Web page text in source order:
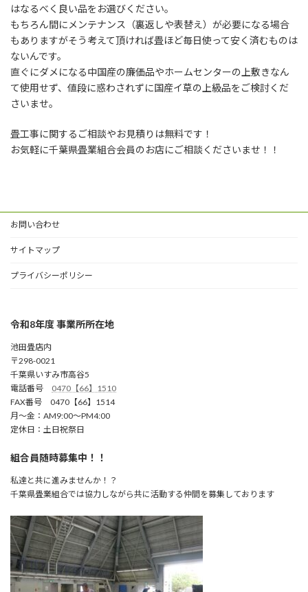
はなるべく良い品をお選びください。
もちろん間にメンテナンス（裏返しや表替え）が必要になる場合
もありますがそう考えて頂ければ畳ほど毎日使って安く済むものは
ないんです。
直ぐにダメになる中国産の廉価品やホームセンターの上敷きなん
て使用せず、値段に惑わされずに国産イ草の上級品をご検討くだ
さいませ。
畳工事に関するご相談やお見積りは無料です！
お気軽に千葉県畳業組合会員のお店にご相談くださいませ！！
お問い合わせ
サイトマップ
プライバシーポリシー
令和8年度 事業所所在地
池田畳店内
〒298-0021
千葉県いすみ市高谷5
電話番号 0470【66】1510
FAX番号 0470【66】1514
月～金：AM9:00～PM4:00
定休日：土日祝祭日
組合員随時募集中！！
私達と共に進みませんか！？
千葉県畳業組合では協力しながら共に活動する仲間を募集しております